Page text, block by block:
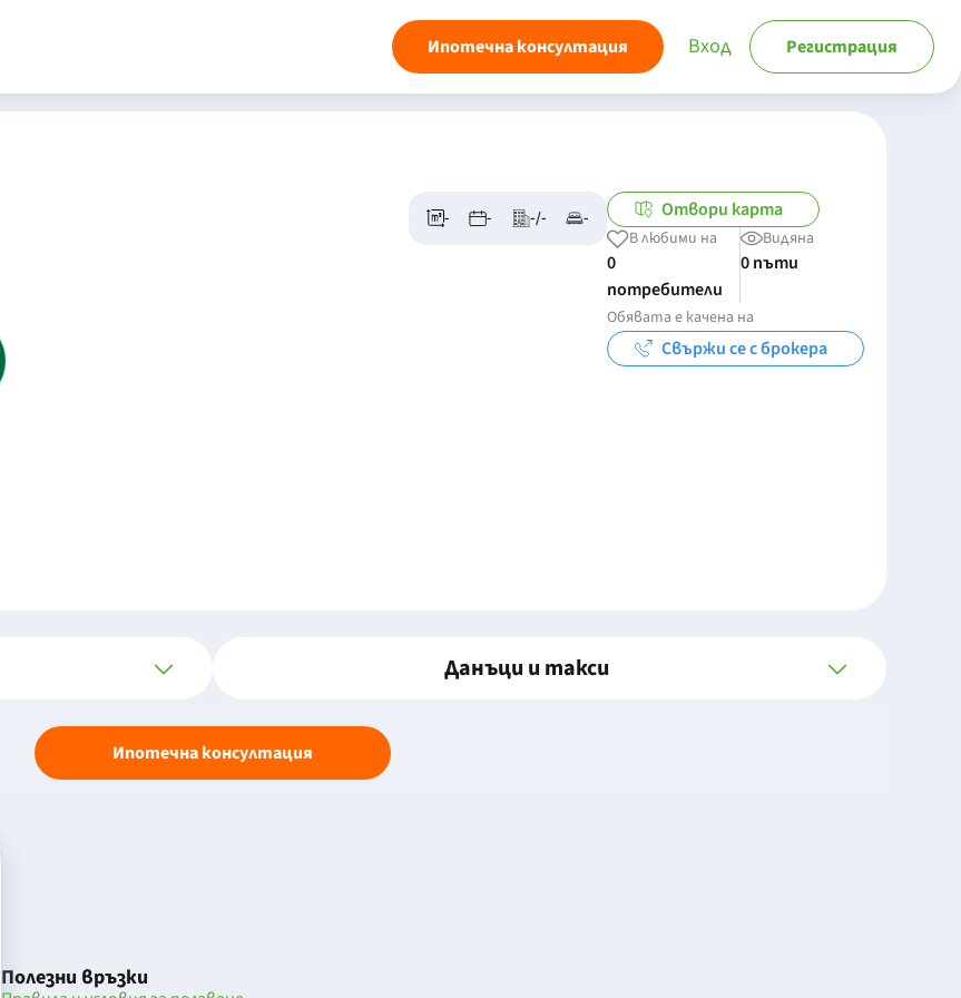
Ипотечна консултация Вход Регистрация
- - -/- - Отвори карта
В любими на
0
потребители
Видяна
0 пъти
Обявата е качена на
Свържи се с брокера
Данъци и такси
Ипотечна консултация
Полезни връзки